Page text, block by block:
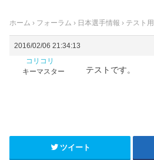
ホーム › フォーラム › 日本選手情報 › テスト用
2016/02/06 21:34:13
コリコリ
キーマスター
テストです。
ツイート